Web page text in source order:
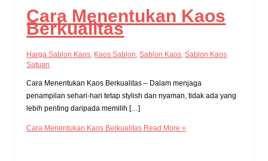
Cara Menentukan Kaos
Berkualitas
Harga Sablon Kaos, Kaos Sablon,Sablon Kaos,Sablon Kaos
Satuan
Cara Menentukan Kaos Berkualitas – Dalam menjaga
penampilan sehari-hari tetap stylish dan nyaman, tidak ada yang
lebih penting daripada memilih […]
Cara Menentukan Kaos Berkualitas Read More »